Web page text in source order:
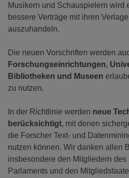
Musikern und Schauspielern wird
bessere Verträge mit ihren
auszuhandeln.
Die neuen Vorschriften werden
Forschungseinrichtungen,
Bibliotheken und Museen
zu nutzen.
In der Richtlinie werden neue
berücksichtigt, mit denen
die Forscher Text- und
nutzen können. Wir danken allen
insbesondere den Mitgliedern des
Parlaments und den